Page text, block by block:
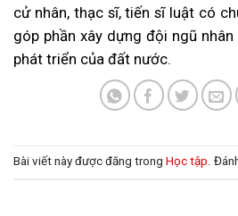
cử nhân, thạc sĩ, tiến sĩ luật có
góp phần xây dựng đội ngũ
phát triển của đất nước.
Bài viết này được đăng trong Học tập.